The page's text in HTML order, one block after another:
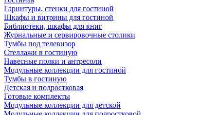
Гарнитуры, стенки для гостиной
Шкафы и витрины для гостиной
Библиотеки, шкафы для книг
Журнальные и сервировочные столики
Тумбы под телевизор
Стеллажи в гостиную
Навесные полки и антресоли
Модульные коллекции для гостиной
Тумбы в гостиную
Детская и подростковая
Готовые комплекты
Модульные коллекции для детской